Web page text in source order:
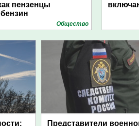
пензенцы
Общество
Представители